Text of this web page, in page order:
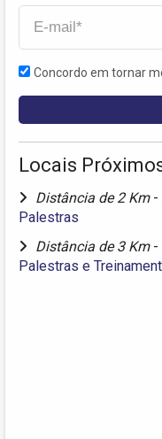
Concordo em tornar
Locais
Distância de 2 Km -
Palestras
Distância de 3 Km -
Palestras e